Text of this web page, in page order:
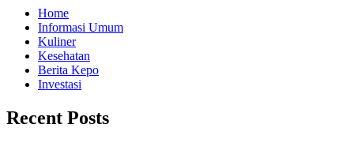
Home
Informasi Umum
Kuliner
Kesehatan
Berita Kepo
Investasi
Recent Posts